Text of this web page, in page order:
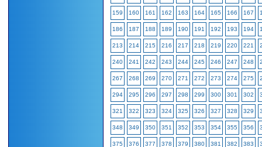
159 160 161 162 163 164 165 166 167
186 187 188 189 190 191 192 193 194
213 214 215 216 217 218 219 220 221
240 241 242 243 244 245 246 247 248
267 268 269 270 271 272 273 274 275
294 295 296 297 298 299 300 301 302
321 322 323 324 325 326 327 328 329
348 349 350 351 352 353 354 355 356
375 376 377 378 379 380 381 382 383